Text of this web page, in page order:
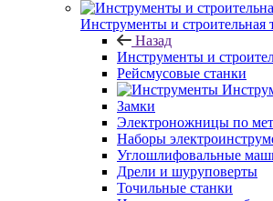
Инструменты и строительная
Назад
Инструменты и
Рейсмусовые станки
Замки
Электроножницы по
Наборы
Углошлифовальные
Дрели и шуруповерты
Точильные станки